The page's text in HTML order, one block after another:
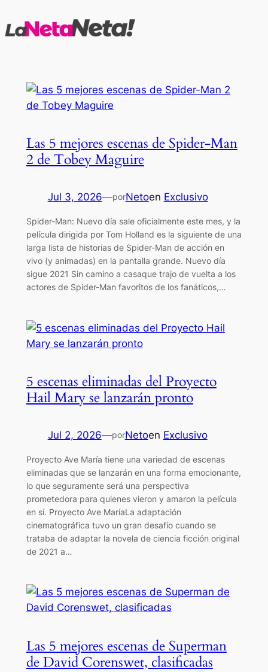
al
Las 5 mejores escenas de Spider-Man
2 de Tobey Maguire
Jul 3, 2026—porNetoen Exclusivo
Spider-Man: Nuevo día sale oficialmente este mes, y la
película dirigida por Tom Holland es la siguiente de una
larga lista de historias de Spider-Man de acción en
vivo (y animadas) en la pantalla grande. Nuevo día
sigue 2021 Sin camino a casaque trajo de vuelta a los
actores de Spider-Man favoritos de los fanáticos,…
5 escenas eliminadas del Proyecto
Hail Mary se lanzarán pronto
Jul 2, 2026—porNetoen Exclusivo
Proyecto Ave María tiene una variedad de escenas
eliminadas que se lanzarán en una forma emocionante,
lo que seguramente será una perspectiva
prometedora para quienes vieron y amaron la película
en sí. Proyecto Ave MaríaLa adaptación
cinematográfica tuvo un gran desafío cuando se
trataba de adaptar la novela de ciencia ficción original
de 2021 a…
Las 5 mejores escenas de Superman
de David Corenswet, clasificadas